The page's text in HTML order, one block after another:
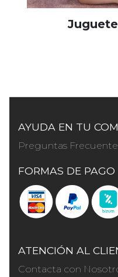
AYUDA EN TU
Preguntas
FORMAS DE PAGO
ATENCIÓN AL
Contacta con